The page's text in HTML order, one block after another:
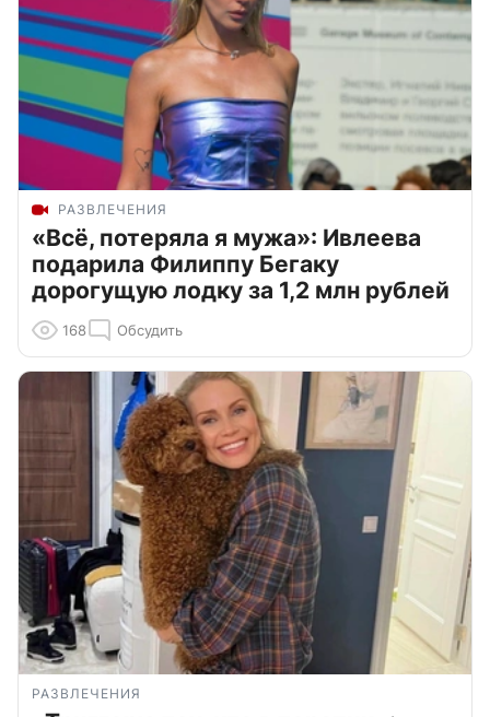
РАЗВЛЕЧЕНИЯ
«Всё, потеряла я мужа»: Ивлеева
подарила Филиппу Бегаку
дорогущую лодку за 1,2 млн рублей
168 Обсудить
РАЗВЛЕЧЕНИЯ